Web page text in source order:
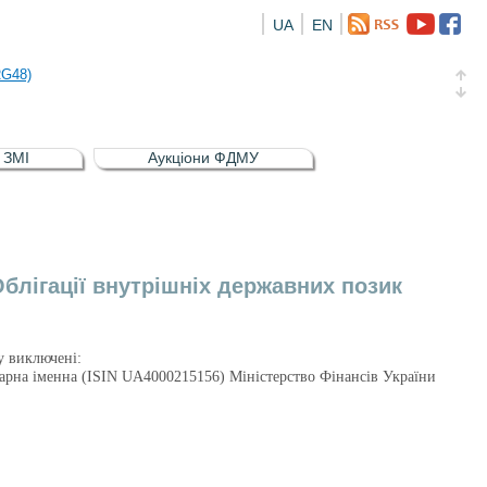
EN
UA
відсоткова електронна іменна (ISIN UA5000016726)
(ISIN UA4000232607)
відсоткова електронна іменна (ISIN UA5000016726)
ЗМІ Аукціони ФДМУ
внутрішніх державних позик
виключені:
іменна (ISIN UA4000215156) Міністерство Фінансів України